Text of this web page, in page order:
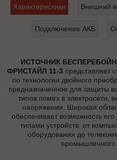
Характеристики Внешний
Подключение АКБ
ИСТОЧНИК
ФРИСТАЙЛ 11-3 представляет
по технологии двойного
предназначенное для защиты
типов помех в электросети,
напряжения. Широкая
обеспечивает возможность
типами устройств: от
оборудования до
промышленного